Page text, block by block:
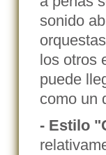
sonido
los otros
puede
como un
- Estilo